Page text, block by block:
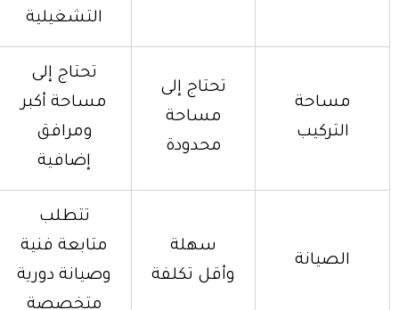
التشغيلية
مساحة
التركيب
تحتاج إلى
مساحة
محدودة
تحتاج إلى
مساحة أكبر
ومرافق
إضافية
الصيانة
سهلة
وأقل تكلفة
تتطلب
متابعة فنية
وصيانة دورية
متخصصة